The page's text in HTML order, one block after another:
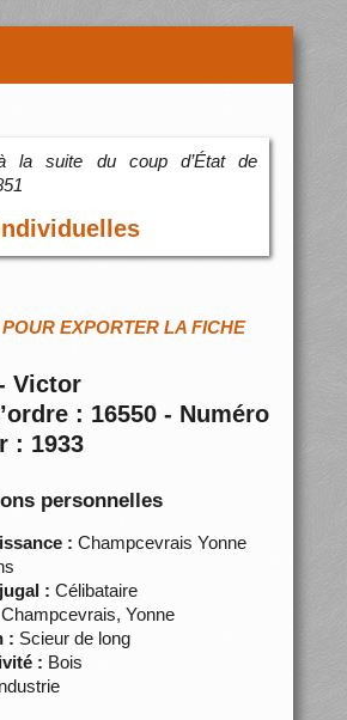
la suite du coup d’État de
EXPORTER LA FICHE
Victor
: 16550 - Numéro
: 1933
personnelles
: Champcevrais Yonne
: Célibataire
Champcevrais, Yonne
: Scieur de long
: Bois